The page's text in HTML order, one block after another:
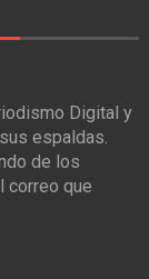
Digital y
espaldas.
de los
correo que